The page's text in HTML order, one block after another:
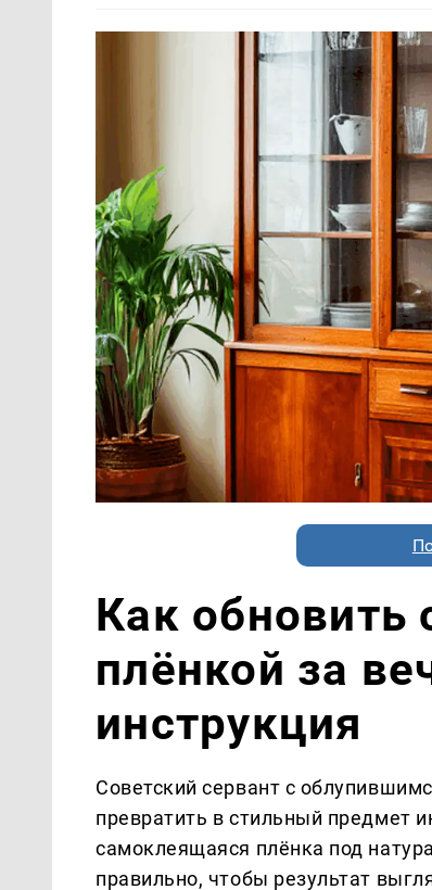
Как обновить
плёнкой за
инструкция
Советский сервант с
превратить в стильный предмет
самоклеящаяся плёнка под
правильно, чтобы результат